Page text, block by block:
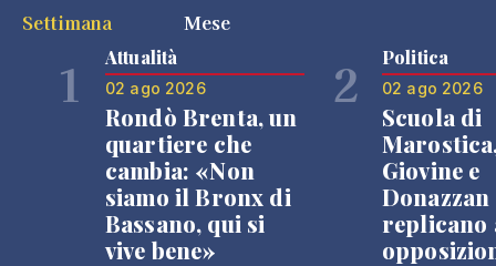
Settimana
Mese
1 Attualità
02 ago 2026
Rondò Brenta, un
quartiere che
cambia: «Non
siamo il Bronx di
Bassano, qui si
vive bene»
2 Politica
02 ago 2026
Scuola di
Giovine e
Donazzan
replicano